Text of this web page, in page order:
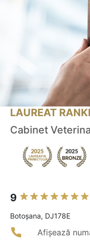
LAUREAT
Cabinet
9
Botoşana, DJ178E
Afișează